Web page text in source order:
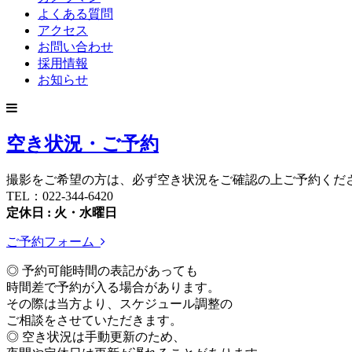
よくある質問
アクセス
お問い合わせ
採用情報
お知らせ
空き状況・ご予約
撮影をご希望の方は、必ず空き状況をご確認の上ご予約くだ
TEL：022-344-6420
定休日 : 火・水曜日
ご予約フォーム
◎ 予約可能時間の表記があっても
時間差で予約が入る場合があります。
その際は当方より、スケジュール調整の
ご相談をさせていただきます。
◎ 空き状況は手動更新のため、